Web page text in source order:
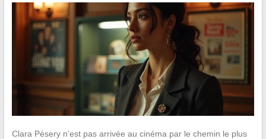
Clara Pésery n’est pas arrivée au cinéma par le chemin le plus